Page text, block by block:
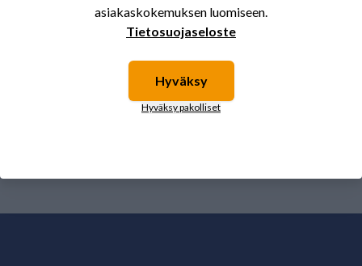
asiakaskokemuksen luomiseen.
Tietosuojaseloste
Hyväksy
Hyväksy pakolliset